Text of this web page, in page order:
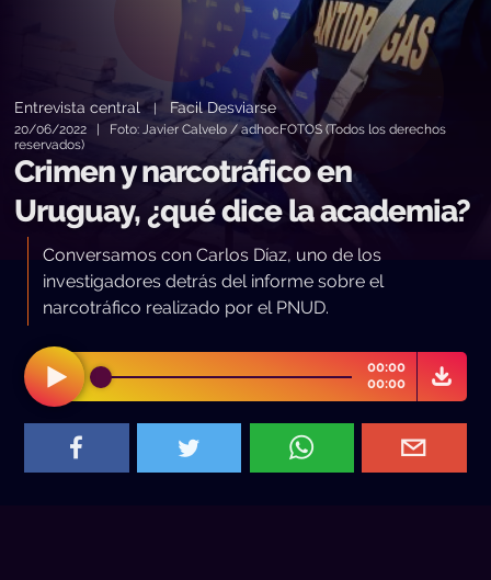
Entrevista central| Facil Desviarse
20/06/2022 | Foto: Javier Calvelo / adhocFOTOS (Todos los derechos
reservados)
Crimen y narcotráfico en
Uruguay, ¿qué dice la academia?
Conversamos con Carlos Díaz, uno de los
investigadores detrás del informe sobre el
narcotráfico realizado por el PNUD.
00:00
00:00